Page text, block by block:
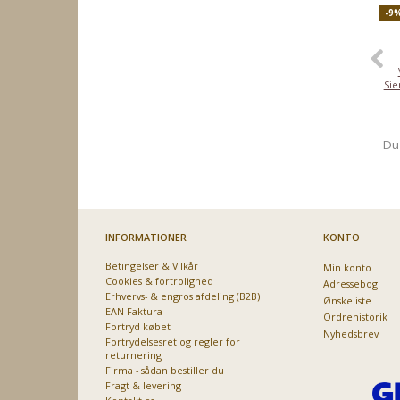
-
INFORMATIONER
Betingelser & Vilkår
Cookies & fortrolighed
Erhvervs- & engros afdeling (B2B)
EAN Faktura
Fortryd købet
Fortrydelsesret og regler for
returnering
Firma - sådan bestiller du
Fragt & levering
KONTO
Min konto
Adressebog
Ønskeliste
Ordrehistorik
Nyhedsbrev